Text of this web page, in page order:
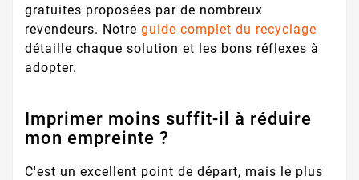
gratuites proposées par de nombreux
revendeurs. Notre guide complet du recyclage
détaille chaque solution et les bons réflexes à
adopter.
Imprimer moins suffit-il à réduire
mon empreinte ?
C'est un excellent point de départ, mais le plus